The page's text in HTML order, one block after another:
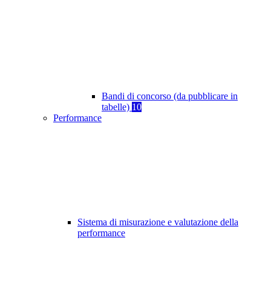
Bandi di concorso (da pubblicare in
tabelle) 10
Performance
Sistema di misurazione e valutazione della
performance